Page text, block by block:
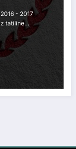
- 2017
tatiline…